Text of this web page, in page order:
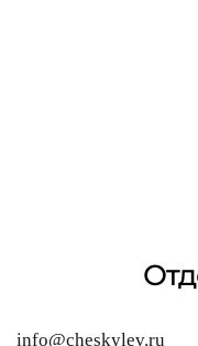
info@cheskylev.ru